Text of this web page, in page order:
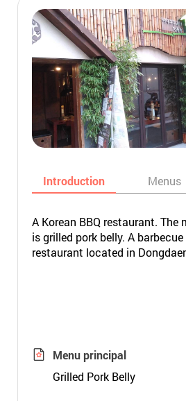
Introduction Menus
A Korean BBQ restaurant. The
is grilled pork belly. A
restaurant located in
Menu principal
Grilled Pork Belly